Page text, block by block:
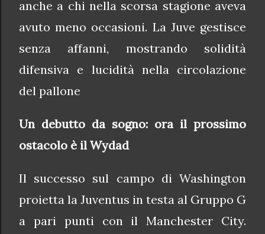
anche a chi nella scorsa stagione aveva
avuto meno occasioni. La Juve gestisce
senza affanni, mostrando solidità
difensiva e lucidità nella circolazione
del pallone
Un debutto da sogno: ora il prossimo
ostacolo è il Wydad
Il successo sul campo di Washington
proietta la Juventus in testa al Gruppo G
a pari punti con il Manchester City.